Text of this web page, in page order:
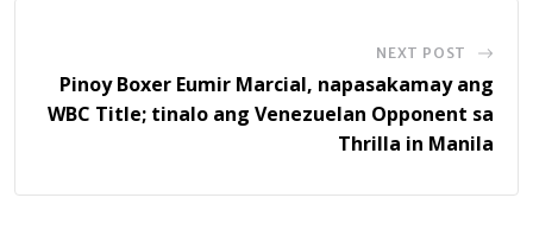
NEXT POST
Pinoy Boxer Eumir Marcial, napasakamay ang
WBC Title; tinalo ang Venezuelan Opponent sa
Thrilla in Manila